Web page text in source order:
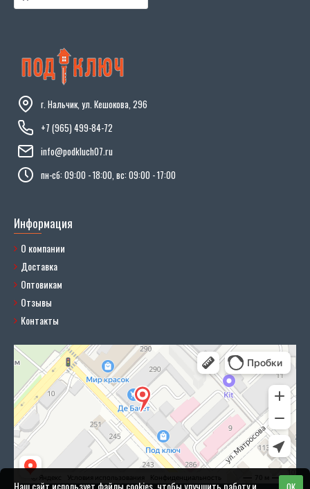
г. Нальчик, ул. Кешокова, 296
+7 (965) 499-84-72
info@podkluch07.ru
пн-сб: 09:00 - 18:00, вс: 09:00 - 17:00
Информация
О компании
Доставка
Оптовикам
Отзывы
Контакты
Наш сайт использует файлы cookies, чтобы улучшить работу и